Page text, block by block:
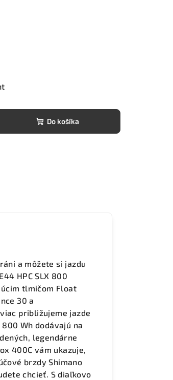
Do košíka
a môžete si jazdu
HPC SLX 800
tlmičom Float
30 a
približujeme jazde
Wh dodávajú na
legendárne
400C vám ukazuje,
brzdy Shimano
chcieť. S diaľkovo